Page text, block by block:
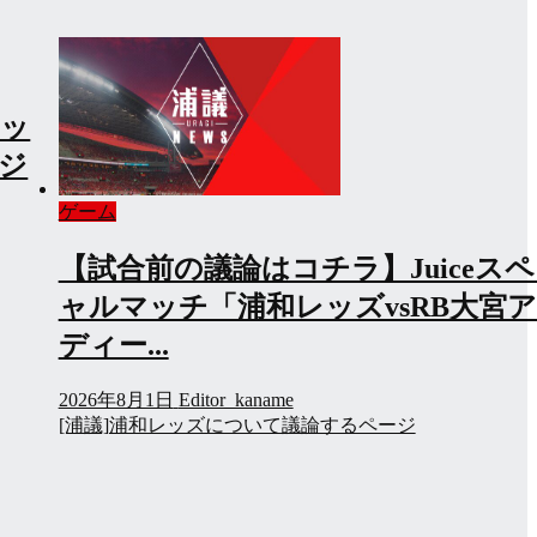
ゲーム
【試合前の議論はコチラ】Juiceス
ャルマッチ「浦和レッズvsRB大宮
ディー...
2026年8月1日 Editor_kaname
[浦議]浦和レッズについて議論するページ